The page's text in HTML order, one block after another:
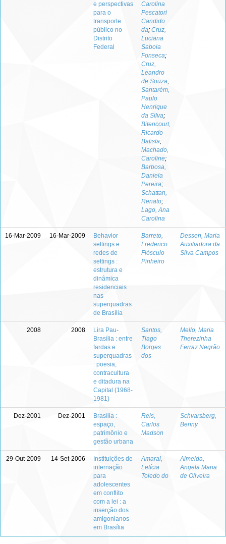
e perspectivas
para o
transporte
público no
Distrito
Federal
Carolina
Pescatori
Candido
da; Cruz,
Luciana
Saboia
Fonseca;
Cruz,
Leandro
de Souza;
Santarém,
Paulo
Henrique
da Silva;
Bitencourt,
Ricardo
Batista;
Machado,
Caroline;
Barbosa,
Daniela
Pereira;
Schattan,
Renato;
Lago, Ana
Carolina
16-Mar-2009 16-Mar-2009
Behavior
settings e
redes de
settings :
estrutura e
dinâmica
residenciais
nas
superquadras
de Brasília
Barreto,
Frederico
Flósculo
Pinheiro
Dessen, Maria
Auxiliadora da
Silva Campos
2008 2008
Lira Pau-
Brasília : entre
fardas e
superquadras
: poesia,
contracultura
e ditadura na
Capital (1968-
1981)
Santos,
Tiago
Borges
dos
Mello, Maria
Therezinha
Ferraz Negrão
Dez-2001 Dez-2001
Brasília :
espaço,
patrimônio e
gestão urbana
Reis,
Carlos
Madson
Schvarsberg,
Benny
29-Out-2009 14-Set-2006
Instituições de
internação
para
adolescentes
em conflito
com a lei : a
inserção dos
amigonianos
em Brasília
Amaral,
Letícia
Toledo do
Almeida,
Angela Maria
de Oliveira